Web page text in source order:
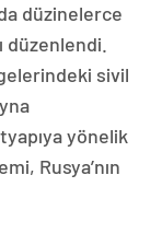
düzinelerce
düzenlendi.
sivil
yönelik
Rusya’nın